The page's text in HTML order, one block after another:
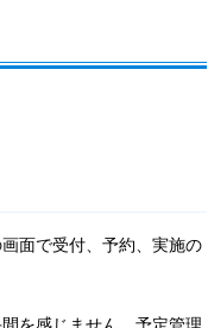
面で受付、予約、実施の